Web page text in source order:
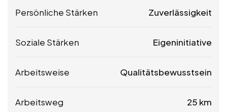
Persönliche Stärken Zuverlässigkeit
Soziale Stärken Eigeninitiative
Arbeitsweise Qualitätsbewusstsein
Arbeitsweg 25 km